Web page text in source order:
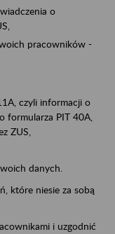
o
pracowników -
czyli informacji o
formularza PIT 40A,
ZUS,
danych.
które niesie za sobą
i uzgodnić